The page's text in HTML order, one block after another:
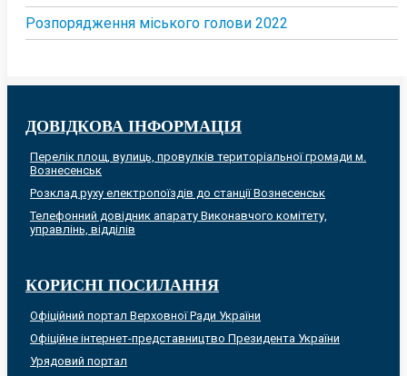
Розпорядження міського голови 2022
ДОВІДКОВА ІНФОРМАЦІЯ
Перелік площ, вулиць, провулків територіальної громади м.
Вознесенськ
Розклад руху електропоїздів до станції Вознесенськ
Телефонний довідник апарату Виконавчого комітету,
управлінь, відділів
КОРИСНІ ПОСИЛАННЯ
Офіційний портал Верховної Ради України
Офіційне інтернет-представництво Президента України
Урядовий портал